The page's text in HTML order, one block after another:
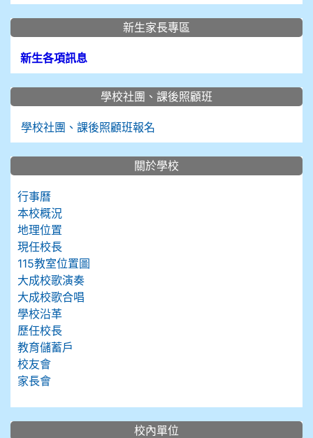
新生家長專區
新生各項訊息
學校社團、課後照顧班
學校社團、課後照顧班報名
關於學校
行事曆
本校概況
地理位置
現任校長
115教室位置圖
大成校歌演奏
大成校歌合唱
學校沿革
歷任校長
教育儲蓄戶
校友會
家長會
校內單位